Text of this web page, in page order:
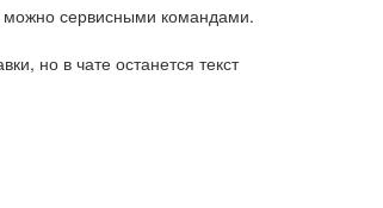
можно сервисными командами.
но в чате останется текст